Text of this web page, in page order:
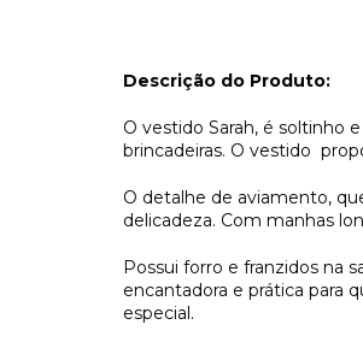
Descrição do Produto:
O vestido Sarah, é soltinho
brincadeiras. O vestido
O detalhe de aviamento,
delicadeza. Com manhas
Possui forro e franzidos na
encantadora e prática para
especial.